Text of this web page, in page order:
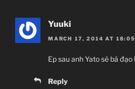
Yuuki
MARCH 17, 2014 AT 18:05
Ep sau anh Yato sẽ bá
Reply